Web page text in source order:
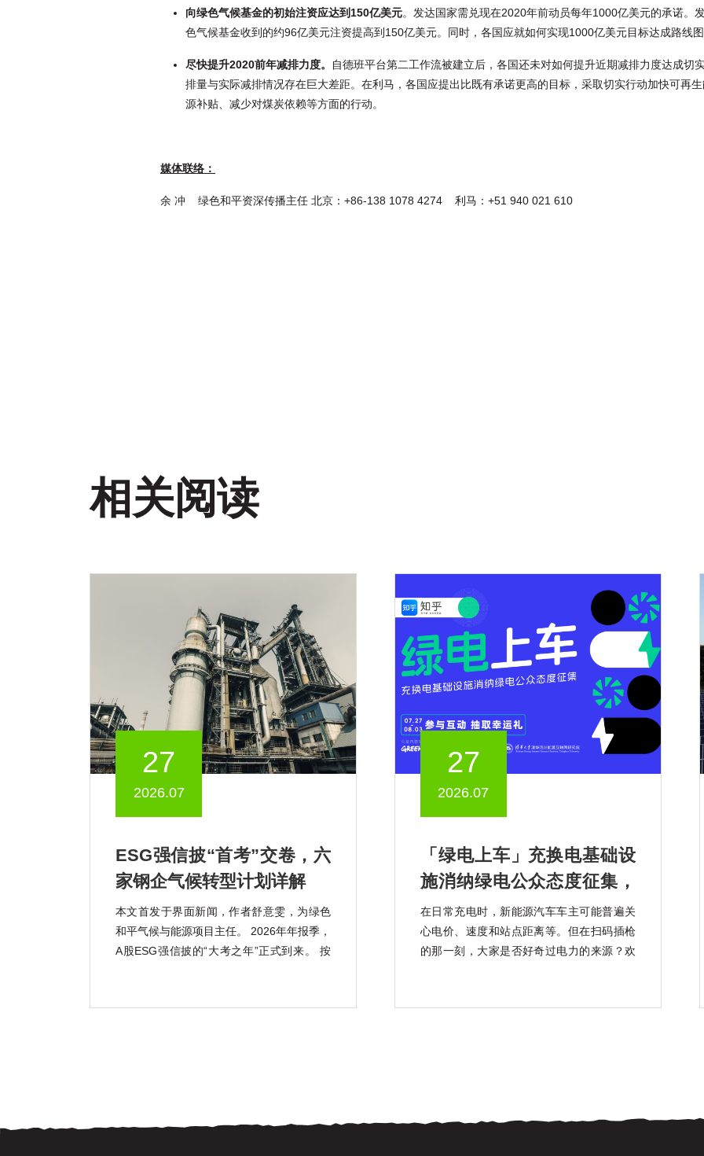
向绿色气候基金的初始注资应达到 150亿美元。发达国家需兑现在2020年前动员每年1000亿美元的承诺。
色气候基金收到的约96亿美元注资提高到150亿美元。同时，各国应就如何实现1000亿美元目标达成路线
尽快提升2020前年减排力度。
自德班平台第二工作流被建立后，各国还未对如何提升近期减排力度达成切
排量与实际减排情况存在巨大差距。在利马，各国应提出比既有承诺更高的目标，采取切实行动加快可再
源补贴、减少对煤炭依赖等方面的行动。
媒体联络：
余 冲 绿色和平资深传播主任 北京：+86-138 1078 4274 利马：+51 940 021 610
相关阅读
27
2026.07
ESG强信披“首考”交卷，六
家钢企气候转型计划详解
本文首发于界面新闻，作者舒意雯，为绿色
和平气候与能源项目主任。 2026年年报季，
A股ESG强信披的“大考之年”正式到来。 按
份(600010.SH)、鞍钢股份(000898.SZ)、马
27
2026.07
「绿电上车」充换电基础设
施消纳绿电公众态度征集，
知乎上线中
在日常充电时，新能源汽车车主可能普遍关
心电价、速度和站点距离等。但在扫码插枪
的那一刻，大家是否好奇过电力的来源？欢